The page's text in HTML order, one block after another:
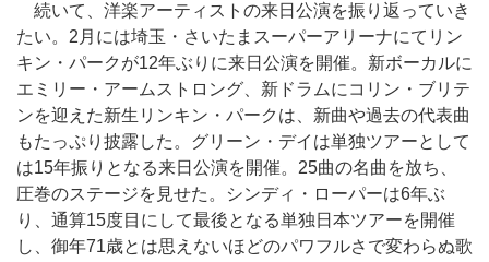
続いて、洋楽アーティストの来日公演を振り返っていき
たい。2月には埼玉・さいたまスーパーアリーナにてリン
キン・パークが12年ぶりに来日公演を開催。新ボーカルに
エミリー・アームストロング、新ドラムにコリン・ブリテ
ンを迎えた新生リンキン・パークは、新曲や過去の代表曲
もたっぷり披露した。グリーン・デイは単独ツアーとして
は15年振りとなる来日公演を開催。25曲の名曲を放ち、
圧巻のステージを見せた。シンディ・ローパーは6年ぶ
り、通算15度目にして最後となる単独日本ツアーを開催
し、御年71歳とは思えないほどのパワフルさで変わらぬ歌